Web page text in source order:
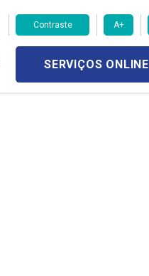
Contraste A+
SERVIÇOS ONLINE